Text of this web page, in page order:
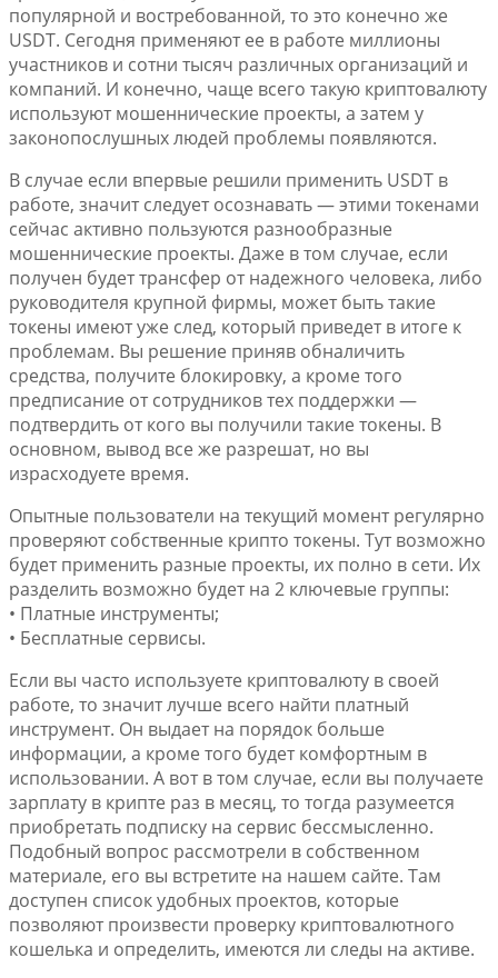
популярной и востребованной, то это конечно же
USDT. Сегодня применяют ее в работе миллионы
участников и сотни тысяч различных организаций и
компаний. И конечно, чаще всего такую криптовалюту
используют мошеннические проекты, а затем у
законопослушных людей проблемы появляются.
В случае если впервые решили применить USDT в
работе, значит следует осознавать — этими токенами
сейчас активно пользуются разнообразные
мошеннические проекты. Даже в том случае, если
получен будет трансфер от надежного человека, либо
руководителя крупной фирмы, может быть такие
токены имеют уже след, который приведет в итоге к
проблемам. Вы решение приняв обналичить
средства, получите блокировку, а кроме того
предписание от сотрудников тех поддержки —
подтвердить от кого вы получили такие токены. В
основном, вывод все же разрешат, но вы
израсходуете время.
Опытные пользователи на текущий момент регулярно
проверяют собственные крипто токены. Тут возможно
будет применить разные проекты, их полно в сети. Их
разделить возможно будет на 2 ключевые группы:
• Платные инструменты;
• Бесплатные сервисы.
Если вы часто используете криптовалюту в своей
работе, то значит лучше всего найти платный
инструмент. Он выдает на порядок больше
информации, а кроме того будет комфортным в
использовании. А вот в том случае, если вы получаете
зарплату в крипте раз в месяц, то тогда разумеется
приобретать подписку на сервис бессмысленно.
Подобный вопрос рассмотрели в собственном
материале, его вы встретите на нашем сайте. Там
доступен список удобных проектов, которые
позволяют произвести проверку криптовалютного
кошелька и определить, имеются ли следы на активе.